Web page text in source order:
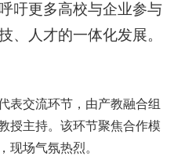
吁更多高校与企业参与
、人才的一体化发展。
表交流环节，由产教融合组
授主持。该环节聚焦合作模
现场气氛热烈。